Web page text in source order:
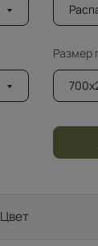
Размер
Цвет